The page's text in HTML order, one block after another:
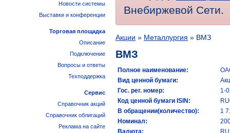
Внебиржевой Сети.
Акции » Металлургия » ВМЗ
ВМЗ
Полное наименование:
Вид ценной бумаги:
Гос. рег. номер:
1-
Код ценной бумаги ISIN:
В обращении(количество):
1
Номинал:
Валюта:
Новости системы
Выставки и конференции
Торговая площадка
Описание
Подключение
Вопросы и ответы
Техподдержка
Сервис
Справочник акций
Справочник облигаций
Реклама на сайте